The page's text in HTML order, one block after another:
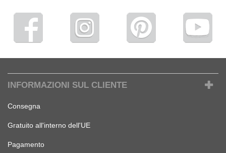
INFORMAZIONI SUL CLIENTE
Consegna
Gratuito all'interno dell'UE
Pagamento